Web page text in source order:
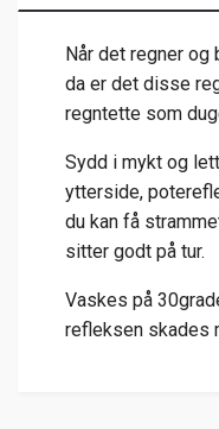
Når det regner
da er det disse
regntette som
Sydd i mykt og
ytterside,
du kan få
sitter godt på tur.
Vaskes på
refleksen skades